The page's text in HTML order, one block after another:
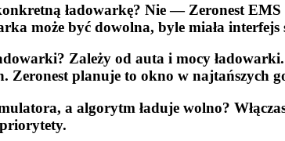
ładowarkę? Nie — Zeronest
może być dowolna, byle miała
Zależy od auta i mocy
Zeronest planuje to okno w najtańszych
a algorytm ładuje wolno?